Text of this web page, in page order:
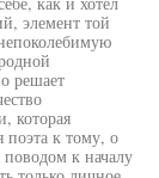
элемент той
решает
которая
поэта к тому, о
к началу